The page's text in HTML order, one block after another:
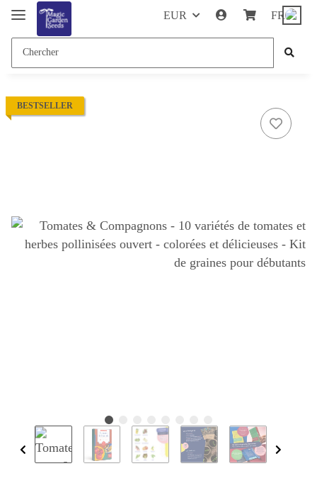
EUR FR
BESTSELLER